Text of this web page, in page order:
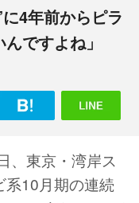
t
e
4年前からピラ
ですよね」
、東京・湾岸ス
系10月期の連続